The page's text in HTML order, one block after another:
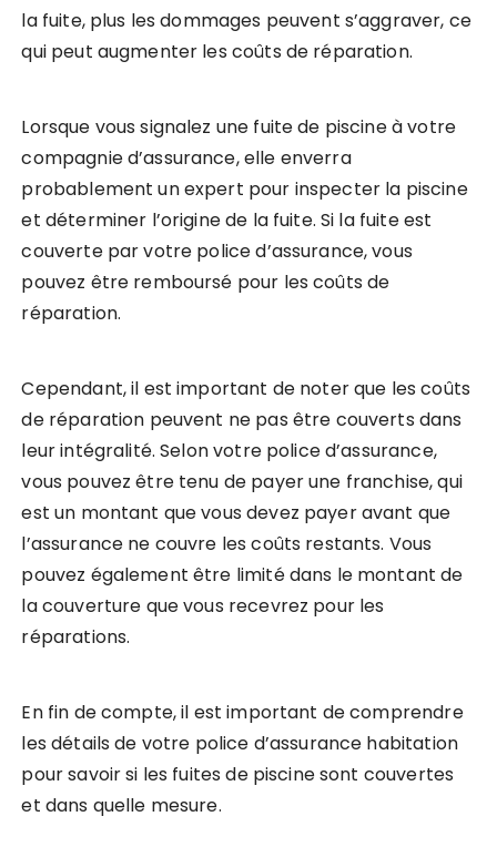
la fuite, plus les dommages peuvent s’aggraver, ce
qui peut augmenter les coûts de réparation.
Lorsque vous signalez une fuite de piscine à votre
compagnie d’assurance, elle enverra
probablement un expert pour inspecter la piscine
et déterminer l’origine de la fuite. Si la fuite est
couverte par votre police d’assurance, vous
pouvez être remboursé pour les coûts de
réparation.
Cependant, il est important de noter que les coûts
de réparation peuvent ne pas être couverts dans
leur intégralité. Selon votre police d’assurance,
vous pouvez être tenu de payer une franchise, qui
est un montant que vous devez payer avant que
l’assurance ne couvre les coûts restants. Vous
pouvez également être limité dans le montant de
la couverture que vous recevrez pour les
réparations.
En fin de compte, il est important de comprendre
les détails de votre police d’assurance habitation
pour savoir si les fuites de piscine sont couvertes
et dans quelle mesure.